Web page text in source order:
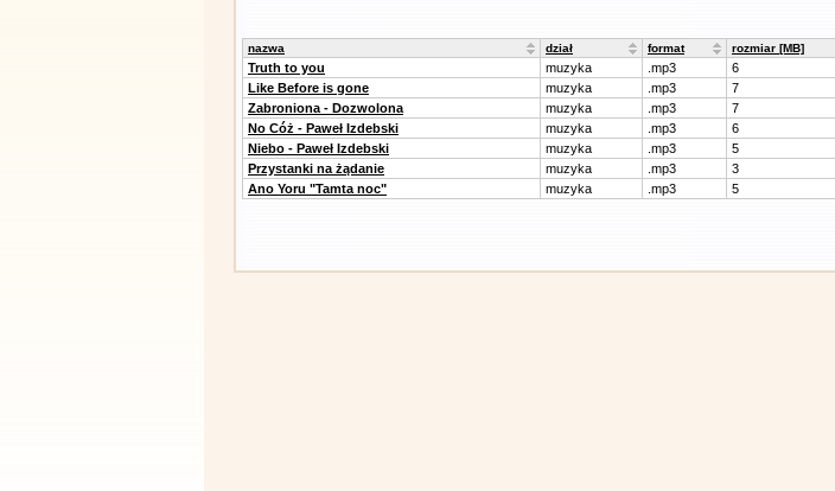
nazwa dział format rozmiar [MB]
Truth to you muzyka .mp3 6
Like Before is gone
muzyka .mp3 7
Zabroniona - Dozwolona
muzyka .mp3 7
No Cóż - Paweł Izdebski
muzyka .mp3 6
Niebo - Paweł Izdebski
muzyka .mp3 5
Przystanki na żądanie
muzyka .mp3 3
Ano Yoru "Tamta noc"
muzyka .mp3 5